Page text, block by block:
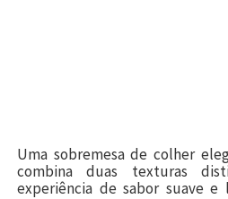
Uma sobremesa de colher
combina duas texturas
experiência de sabor suave e